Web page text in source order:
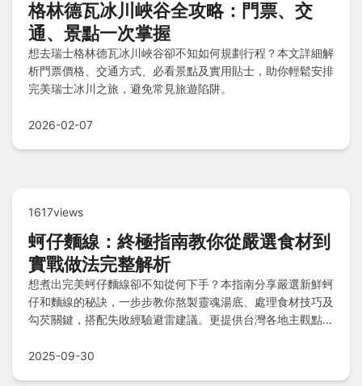
格林德瓦冰川峽谷全攻略：門票、交
通、景點一次掌握
想去瑞士格林德瓦冰川峽谷卻不知如何規劃行程？本文詳細解
析門票價格、交通方式、必看景點及實用貼士，助你輕鬆安排
完美瑞士冰川之旅，避免常見旅遊陷阱。
2026-02-07
1617views
蚵仔麵線：終極指南教你從嚴選食材到
實戰做法完整解析
想煮出完美蚵仔麵線卻不知從何下手？本指南分享嚴選新鮮蚵
仔和麵線的秘訣，一步步教你熬製靈魂湯底、處理食材技巧及
勾芡關鍵，搭配失敗經驗避雷建議。更提供台灣各地主觀點
常見疑問，讓你輕鬆掌握經典好味道！
2025-09-30